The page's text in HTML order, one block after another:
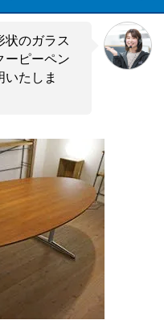
状のガラス
ーピーペン
たしま